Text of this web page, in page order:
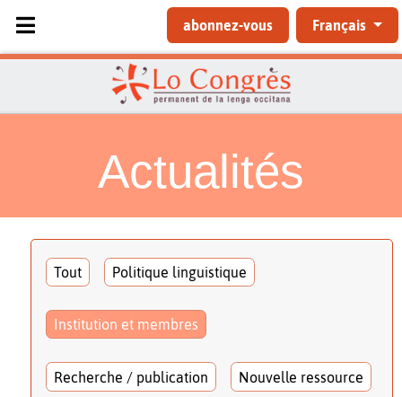
Sélectionnez votre langue
abonnez-vous Français
Actualités
Tout Politique linguistique
Institution et membres
Recherche / publication Nouvelle ressource